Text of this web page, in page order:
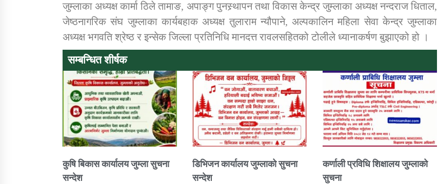
जुम्लाका अध्यक्ष कार्मा ठिले तामाङ, अपाङ्ग पुनस्र्थापन तथा विकास केन्द्र जुम्लाका अध्यक्ष नन्दराज धिताल,
जेष्ठनागरिक संघ जुम्लाका कार्यबहाक अध्यक्ष तुलाराम न्यौपाने, अल्पकालिन महिला सेवा केन्द्र जुम्लाका
अध्यक्ष भगवति श्रेष्ठ र इन्सेक जिल्ला प्रतिनिधि मानदत्त रावलसहितको टोलीले ध्यानाकर्षण बुझाएको हो ।
सम्बन्धित शीर्षक
कुषि बिकास कार्यालय जुम्ला सुचना
सन्देश
डिभिजन कार्यालय जुम्लाको सुचना
सन्देश
कर्णाली प्रविधि शिक्षालय जुम्लाको
सुचना